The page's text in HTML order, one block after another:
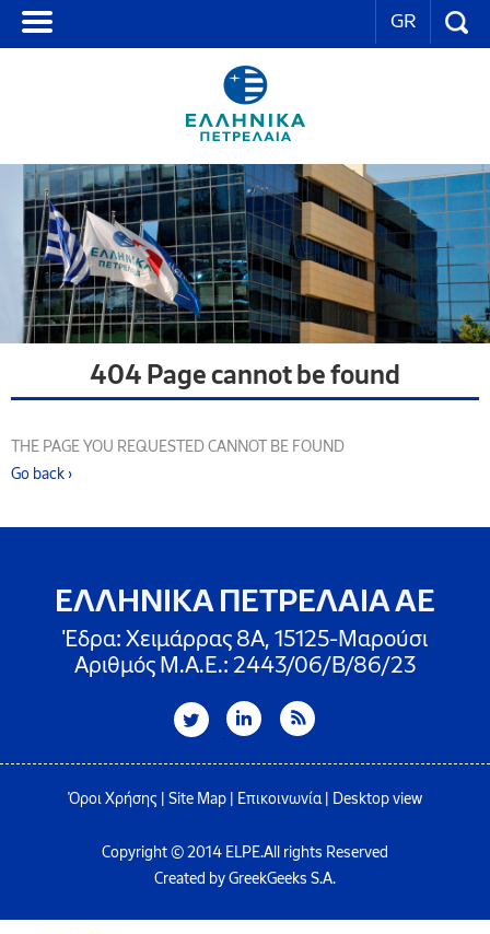
GR
404 Page cannot be found
THE PAGE YOU REQUESTED CANNOT BE FOUND
Go back ›
ΕΛΛΗΝΙΚΑ ΠΕΤΡΕΛΑΙΑ ΑΕ
Έδρα: Χειμάρρας 8A, 15125-Μαρούσι
Αριθμός Μ.Α.Ε.: 2443/06/Β/86/23
Όροι Χρήσης Site Map Επικοινωνία| Desktop view
Copyright © 2014 ELPE.All rights Reserved
Created by GreekGeeks S.A.